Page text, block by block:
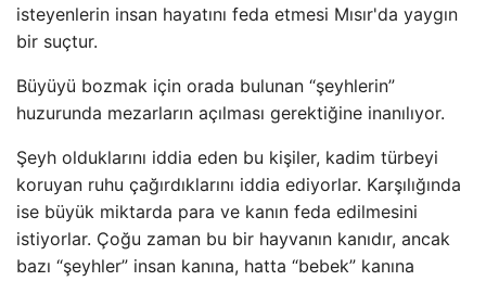
isteyenlerin insan hayatını feda etmesi Mısır'da yaygın
bir suçtur.
Büyüyü bozmak için orada bulunan “şeyhlerin”
huzurunda mezarların açılması gerektiğine inanılıyor.
Şeyh olduklarını iddia eden bu kişiler, kadim türbeyi
koruyan ruhu çağırdıklarını iddia ediyorlar. Karşılığında
ise büyük miktarda para ve kanın feda edilmesini
istiyorlar. Çoğu zaman bu bir hayvanın kanıdır, ancak
bazı “şeyhler” insan kanına, hatta “bebek” kanına